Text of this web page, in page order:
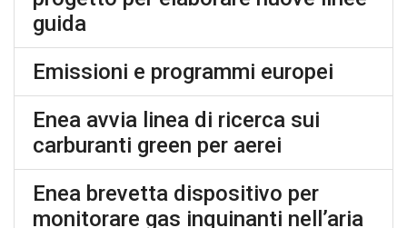
guida
Emissioni e programmi europei
Enea avvia linea di ricerca sui
carburanti green per aerei
Enea brevetta dispositivo per
monitorare gas inquinanti nell’aria